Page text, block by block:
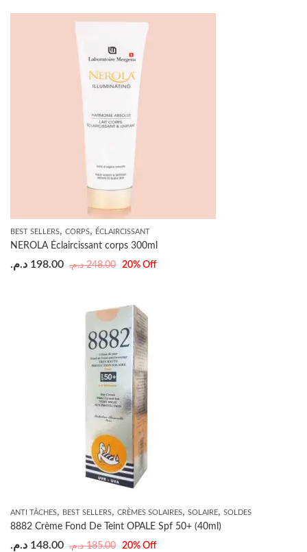
BEST SELLERS, CORPS, ÉCLAIRCISSANT
NEROLA Éclaircissant corps 300ml
248.00 د.م. 198.00 د.م. 20% Off
ANTI TÂCHES, BEST SELLERS, CRÈMES SOLAIRES, SOLAIRE, SOLDES
8882 Crème Fond De Teint OPALE Spf 50+ (40ml)
185.00 د.م. 148.00 د.م. 20% Off